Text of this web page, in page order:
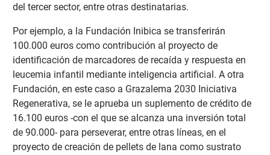
del tercer sector, entre otras destinatarias.
Por ejemplo, a la Fundación Inibica se transferirán
100.000 euros como contribución al proyecto de
identificación de marcadores de recaída y respuesta en
leucemia infantil mediante inteligencia artificial. A otra
Fundación, en este caso a Grazalema 2030 Iniciativa
Regenerativa, se le aprueba un suplemento de crédito de
16.100 euros -con el que se alcanza una inversión total
de 90.000- para perseverar, entre otras líneas, en el
proyecto de creación de pellets de lana como sustrato